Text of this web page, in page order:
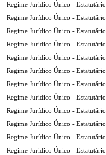
Regime Jurídico Único - Estatutário
Regime Jurídico Único - Estatutário
Regime Jurídico Único - Estatutário
Regime Jurídico Único - Estatutário
Regime Jurídico Único - Estatutário
Regime Jurídico Único - Estatutário
Regime Jurídico Único - Estatutário
Regime Jurídico Único - Estatutário
Regime Jurídico Único - Estatutário
Regime Jurídico Único - Estatutário
Regime Jurídico Único - Estatutário
Regime Jurídico Único - Estatutário